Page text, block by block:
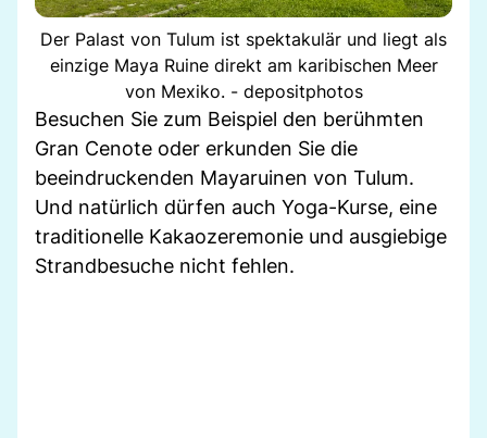
Der Palast von Tulum ist spektakulär und liegt als
einzige Maya Ruine direkt am karibischen Meer
von Mexiko. - depositphotos
Besuchen Sie zum Beispiel den berühmten
Gran Cenote oder erkunden Sie die
beeindruckenden Mayaruinen von Tulum.
Und natürlich dürfen auch Yoga-Kurse, eine
traditionelle Kakaozeremonie und ausgiebige
Strandbesuche nicht fehlen.